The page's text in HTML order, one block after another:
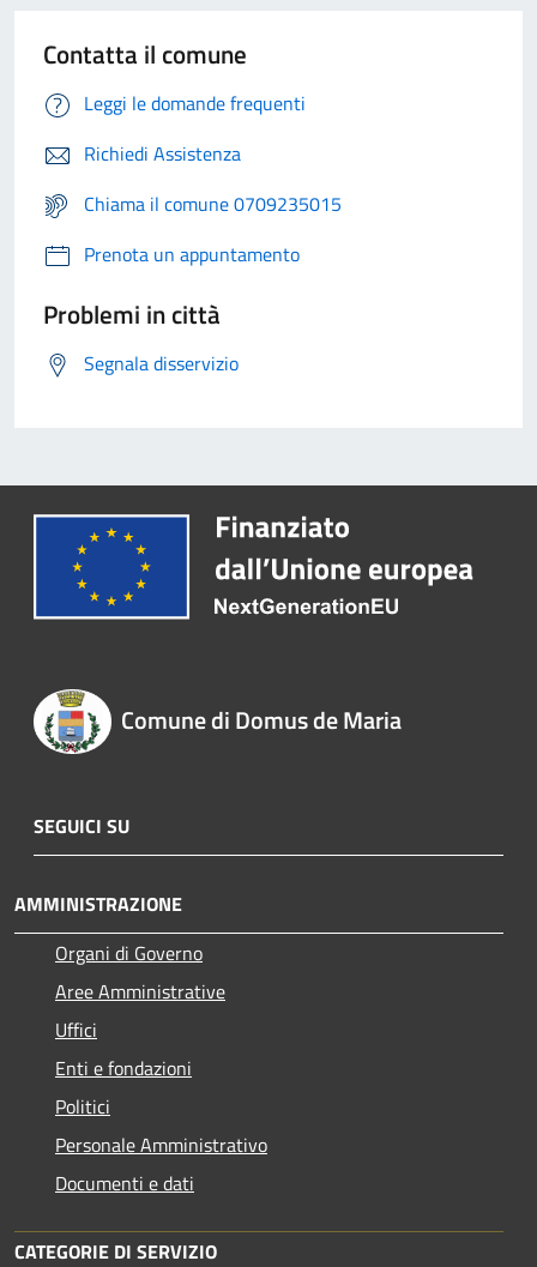
Contatta il comune
Leggi le domande frequenti
Richiedi Assistenza
Chiama il comune 0709235015
Prenota un appuntamento
Problemi in città
Segnala disservizio
Comune di Domus de Maria
SEGUICI SU
AMMINISTRAZIONE
Organi di Governo
Aree Amministrative
Uffici
Enti e fondazioni
Politici
Personale Amministrativo
Documenti e dati
CATEGORIE DI SERVIZIO